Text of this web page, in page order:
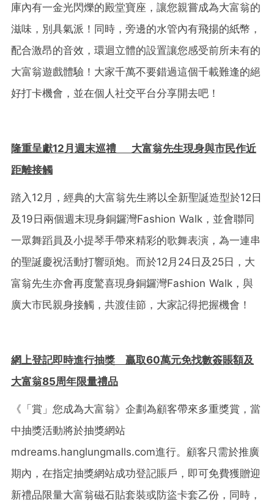
庫內有一金光閃爍的殿堂寶座，讓您親嘗成為大富翁的
滋味，別具氣派！同時，旁邊的水管內有飛揚的紙幣，
配合激昂的音效，環迴立體的設置讓您感受前所未有的
大富翁遊戲體驗！大家千萬不要錯過這個千載難逢的絕
好打卡機會，並在個人社交平台分享開去吧！
隆重呈獻12 月週末巡禮
大富翁先生現身與市民作近
距離接觸
踏入12月，經典的大富翁先生將以全新聖誕造型於12日
及19日兩個週末現身銅鑼灣Fashion Walk，並會聯同
一眾舞蹈員及小提琴手帶來精彩的歌舞表演，為一連串
的聖誕慶祝活動打響頭炮。而於12月24日及25日，大
富翁先生亦會再度驚喜現身銅鑼灣Fashion Walk，與
廣大市民親身接觸，共渡佳節，大家記得把握機會！
網上登記即時進行抽獎 贏取60萬元免找數簽賬額及
大富翁85周年限量禮品
《「賞」您成為大富翁》企劃為顧客帶來多重獎賞，當
中抽獎活動將於抽獎網站
mdreams.hanglungmalls.com進行。顧客只需於推廣
期內，在指定抽獎網站成功登記賬戶，即可免費獲贈迎
新禮品限量大富翁磁石貼套裝或防盜卡套乙份，同時，